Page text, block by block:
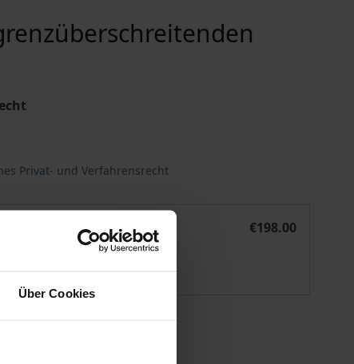
Über Cookies
Privat- und Verfahrensrecht
Rechtsschutz in grenzüberschreitenden
€198.00
ISBN 978-3-7489-2804-1